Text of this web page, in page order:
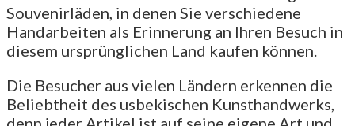
Souvenirläden, in denen Sie verschiedene
Handarbeiten als Erinnerung an Ihren Besuch in
diesem ursprünglichen Land kaufen können.
Die Besucher aus vielen Ländern erkennen die
Beliebtheit des usbekischen Kunsthandwerks,